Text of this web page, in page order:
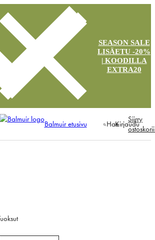
SEASON SALE
LISÄETU -20%
| KOODILLA
EXTRA20
Balmuir etusivu HaeKirjaudu
Siirry